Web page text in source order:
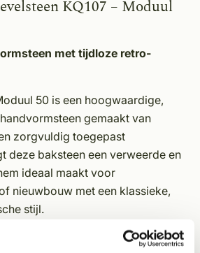
KQ107 – Moduul
met tijdloze retro-
50 is een hoogwaardige,
gemaakt van
zorgvuldig toegepast
deze baksteen een verweerde en
ideaal maakt voor
nieuwbouw met een klassieke,
stijl.